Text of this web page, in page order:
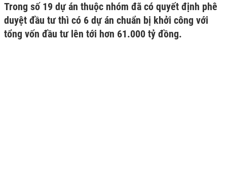
Trong số 19 dự án thuộc nhóm đã có quyết định phê
duyệt đầu tư thì có 6 dự án chuẩn bị khởi công với
tổng vốn đầu tư lên tới hơn 61.000 tỷ đồng.